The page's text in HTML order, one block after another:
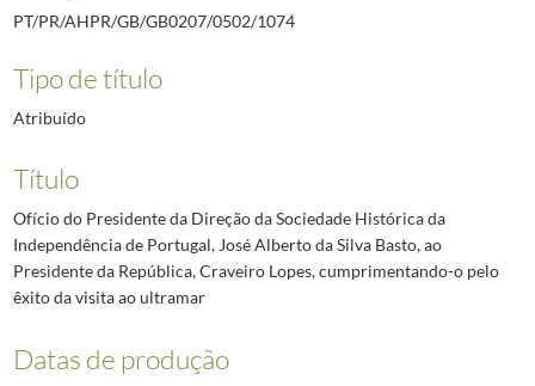
PT/PR/AHPR/GB/GB0207/0502/1074
Tipo de título
Atribuído
Título
Ofício do Presidente da Direção da Sociedade Histórica da
Independência de Portugal, José Alberto da Silva Basto, ao
Presidente da República, Craveiro Lopes, cumprimentando-o pelo
êxito da visita ao ultramar
Datas de produção